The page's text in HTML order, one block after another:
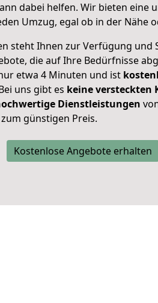
dabei helfen. Wir bieten eine
Umzug, egal ob in der Nähe
steht Ihnen zur Verfügung und
die auf Ihre Bedürfnisse
etwa 4 Minuten und ist
uns gibt es keine versteckten
Dienstleistungen
günstigen Preis.
Kostenlose Angebote erhalten